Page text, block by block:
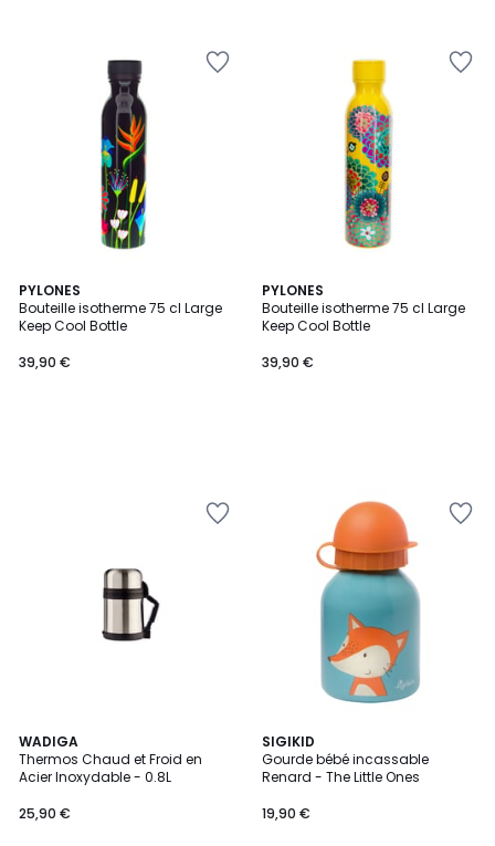
PYLONES
Bouteille isotherme 75 cl Large
Keep Cool Bottle
39,90 €
PYLONES
Bouteille isotherme 75 cl Large
Keep Cool Bottle
39,90 €
WADIGA
Thermos Chaud et Froid en
Acier Inoxydable - 0.8L
25,90 €
5
/
5
SIGIKID
Gourde bébé incassable
Renard - The Little Ones
19,90 €